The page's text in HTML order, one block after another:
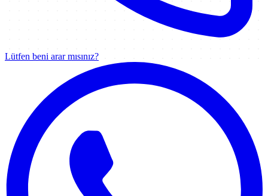
Lütfen beni arar mısınız?